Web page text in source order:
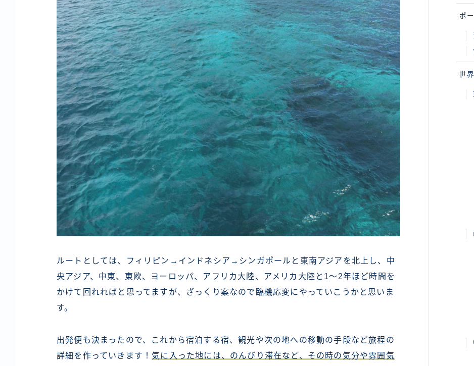
ルートとしては、フィリピン→インドネシア→シンガポールと東南アジアを北上し、中
央アジア、中東、東欧、ヨーロッパ、アフリカ大陸、アメリカ大陸と1～2年ほど時間を
かけて回れればと思ってますが、ざっくり案なので臨機応変にやっていこうかと思いま
す。
出発便も決まったので、これから宿泊する宿、観光や次の地への移動の手段など旅程の
詳細を作っていきます！気に入った地には、のんびり滞在など、その時の気分や雰囲気
ポ
世